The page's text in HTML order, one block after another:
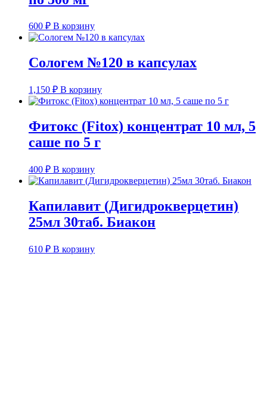
600 ₽ В корзину
Сологем №120 в капсулах
1,150 ₽ В корзину
Фитокс (Fitox) концентрат 10 мл, 5
саше по 5 г
400 ₽ В корзину
Капилавит (Дигидрокверцетин)
25мл 30таб. Биакон
610 ₽ В корзину